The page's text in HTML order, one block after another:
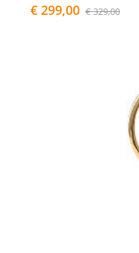
€ 299,00 € 329,00